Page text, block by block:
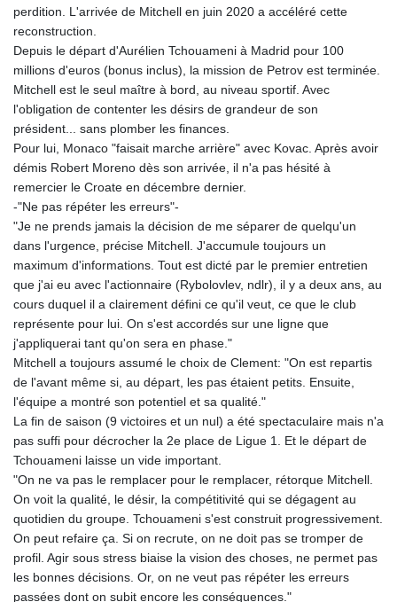
perdition. L'arrivée de Mitchell en juin 2020 a accéléré cette
reconstruction.
Depuis le départ d'Aurélien Tchouameni à Madrid pour 100
millions d'euros (bonus inclus), la mission de Petrov est terminée.
Mitchell est le seul maître à bord, au niveau sportif. Avec
l'obligation de contenter les désirs de grandeur de son
président... sans plomber les finances.
Pour lui, Monaco "faisait marche arrière" avec Kovac. Après avoir
démis Robert Moreno dès son arrivée, il n'a pas hésité à
remercier le Croate en décembre dernier.
-"Ne pas répéter les erreurs"-
"Je ne prends jamais la décision de me séparer de quelqu'un
dans l'urgence, précise Mitchell. J'accumule toujours un
maximum d'informations. Tout est dicté par le premier entretien
que j'ai eu avec l'actionnaire (Rybolovlev, ndlr), il y a deux ans, au
cours duquel il a clairement défini ce qu'il veut, ce que le club
représente pour lui. On s'est accordés sur une ligne que
j'appliquerai tant qu'on sera en phase."
Mitchell a toujours assumé le choix de Clement: "On est repartis
de l'avant même si, au départ, les pas étaient petits. Ensuite,
l'équipe a montré son potentiel et sa qualité."
La fin de saison (9 victoires et un nul) a été spectaculaire mais n'a
pas suffi pour décrocher la 2e place de Ligue 1. Et le départ de
Tchouameni laisse un vide important.
"On ne va pas le remplacer pour le remplacer, rétorque Mitchell.
On voit la qualité, le désir, la compétitivité qui se dégagent au
quotidien du groupe. Tchouameni s'est construit progressivement.
On peut refaire ça. Si on recrute, on ne doit pas se tromper de
profil. Agir sous stress biaise la vision des choses, ne permet pas
les bonnes décisions. Or, on ne veut pas répéter les erreurs
passées dont on subit encore les conséquences."